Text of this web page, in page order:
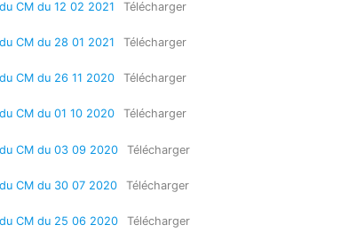
CM du 12 02 2021 Télécharger
CM du 28 01 2021 Télécharger
CM du 26 11 2020 Télécharger
CM du 01 10 2020 Télécharger
CM du 03 09 2020 Télécharger
CM du 30 07 2020 Télécharger
CM du 25 06 2020 Télécharger